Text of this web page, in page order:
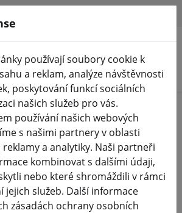
Motory
AE2207 V2 1860KV
používají soubory cookie k
a reklam, analýze návštěvnosti
poskytování funkcí sociálních
našich služeb pro vás.
používání našich webových
s našimi partnery v oblasti
a analytiky. Naši partneři
kombinovat s dalšími údaji,
nebo které shromáždili v rámci
jejich služeb. Další informace
zásadách ochrany osobních